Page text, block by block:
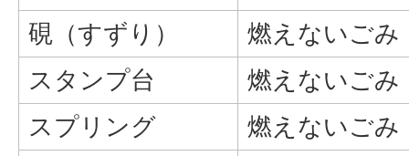
硯（すずり）
燃えないごみ
スタンプ台
燃えないごみ
スプリング
燃えないごみ